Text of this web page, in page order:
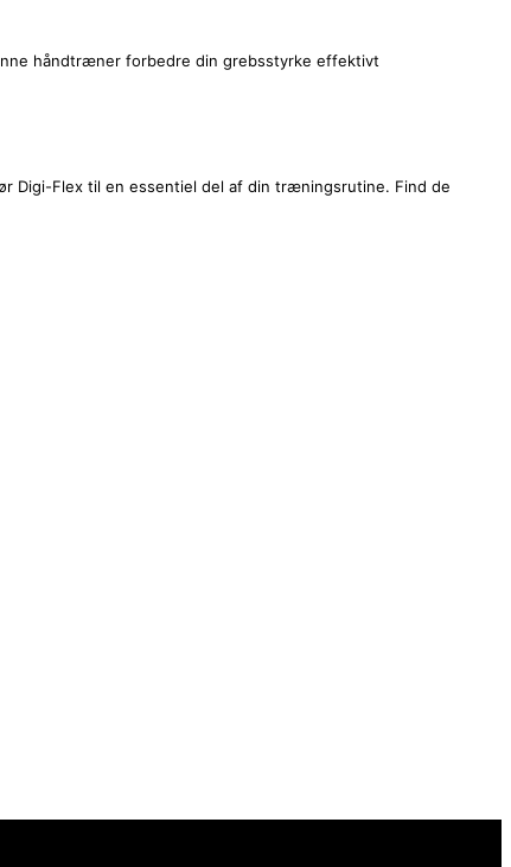
håndtræner forbedre din grebsstyrke effektivt
Digi-Flex til en essentiel del af din træningsrutine. Find de